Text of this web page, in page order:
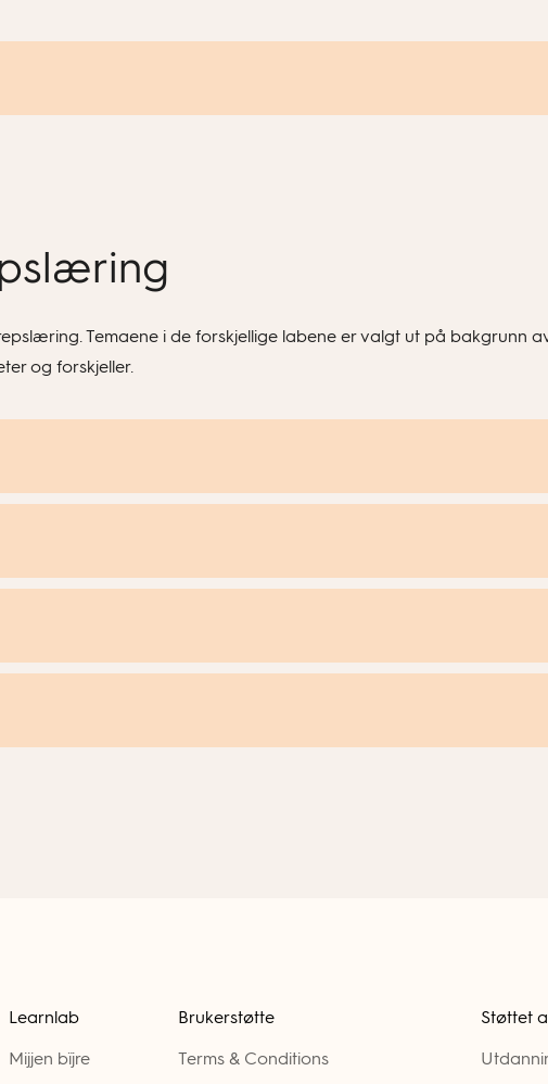
Temaene i de forskjellige labene er valgt ut på bakgrunn
og forskjeller.
Learnlab
Mijjen bïjre
Brukerstøtte
Terms & Conditions
Støttet